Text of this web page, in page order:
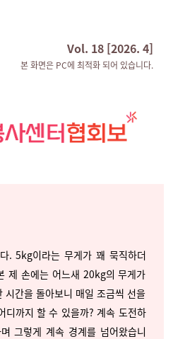
Vol. 18 [2026. 4]
본 화면은 PC에 최적화 되어 있습니다.
. 5kg이라는 무게가 꽤 묵직하더
제 손에는 어느새 20kg의 무게가
시간을 돌아보니 매일 조금씩 선을
디까지 할 수 있을까? 계속 도전하
그렇게 계속 경계를 넘어왔습니